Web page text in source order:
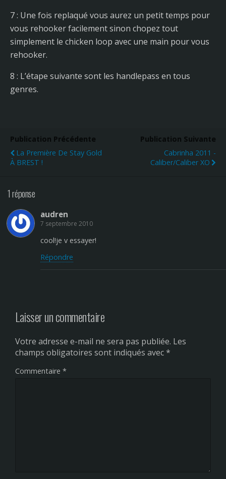
7 : Une fois replaqué vous aurez un petit temps pour
vous rehooker facilement sinon chopez tout
simplement le chicken loop avec une main pour vous
rehooker.
8 : L’étape suivante sont les handlepass en tous
genres.
Publication Précédente
La Première De Stay Gold
À BREST !
Publication Suivante
Cabrinha 2011 -
Caliber/Caliber XO
1 réponse
audren
7 septembre 2010
cool!je v essayer!
Répondre
Laisser un commentaire
Votre adresse e-mail ne sera pas publiée. Les
champs obligatoires sont indiqués avec*
Commentaire *